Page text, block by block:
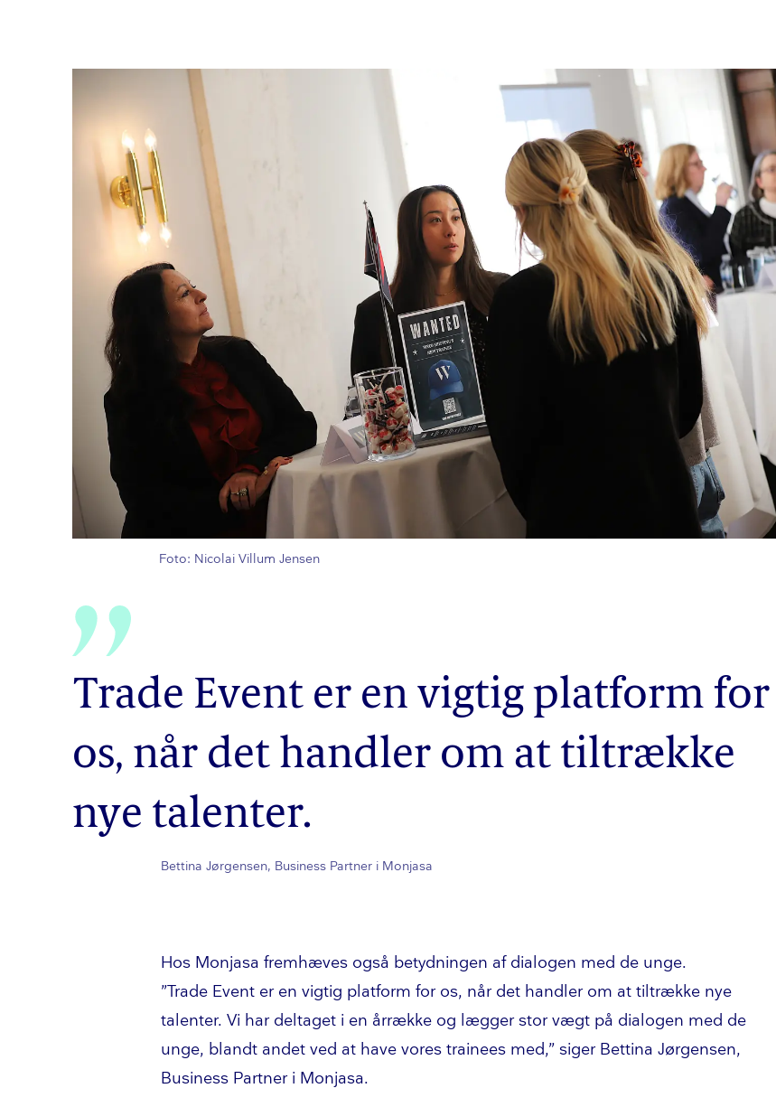
Foto: Nicolai Villum Jensen
Trade Event er en vigtig platform for
os, når det handler om at tiltrække
nye talenter.
Bettina Jørgensen, Business Partner i Monjasa
Hos Monjasa fremhæves også betydningen af dialogen med de unge.
”Trade Event er en vigtig platform for os, når det handler om at tiltrække nye
talenter. Vi har deltaget i en årrække og lægger stor vægt på dialogen med de
unge, blandt andet ved at have vores trainees med,” siger Bettina Jørgensen,
Business Partner i Monjasa.